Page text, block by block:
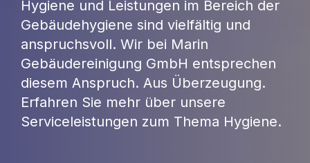
Hygiene und Leistungen im Bereich der
Gebäudehygiene sind vielfältig und
anspruchsvoll. Wir bei Marin
Gebäudereinigung GmbH entsprechen
diesem Anspruch. Aus Überzeugung.
Erfahren Sie mehr über unsere
Serviceleistungen zum Thema Hygiene.